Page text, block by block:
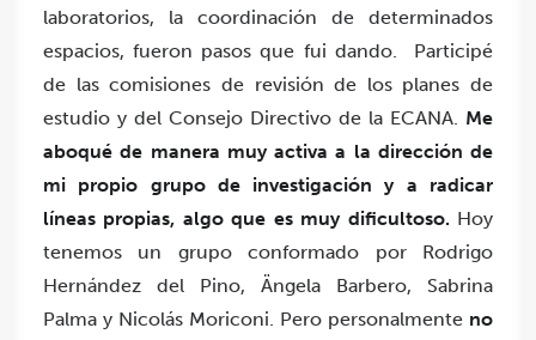
laboratorios, la coordinación de determinados
espacios, fueron pasos que fui dando. Participé
de las comisiones de revisión de los planes de
estudio y del Consejo Directivo de la ECANA. Me
aboqué de manera muy activa a la dirección de
mi propio grupo de investigación y a radicar
líneas propias, algo que es muy dificultoso. Hoy
tenemos un grupo conformado por Rodrigo
Hernández del Pino, Ängela Barbero, Sabrina
Palma y Nicolás Moriconi. Pero personalmente no